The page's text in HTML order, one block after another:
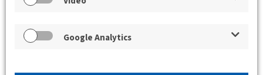
Google Analytics